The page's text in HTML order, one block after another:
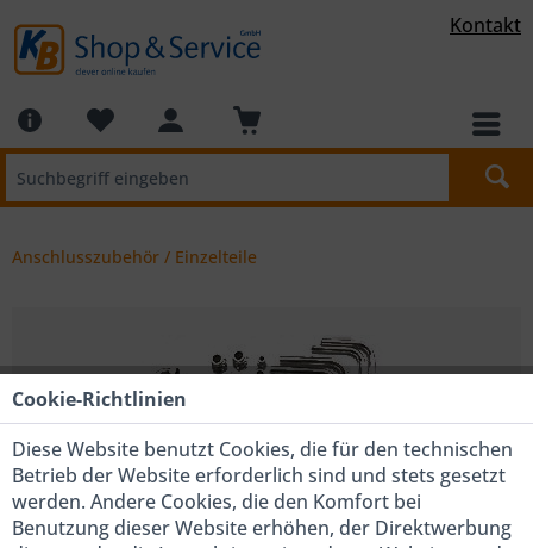
Kontakt
Anschlusszubehör / Einzelteile
Cookie-Richtlinien
Diese Website benutzt Cookies, die für den technischen
Betrieb der Website erforderlich sind und stets gesetzt
werden. Andere Cookies, die den Komfort bei
Benutzung dieser Website erhöhen, der Direktwerbung